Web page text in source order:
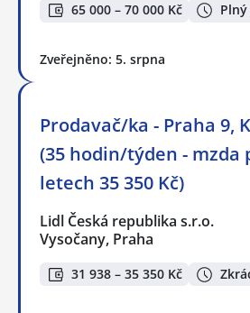
65 000 – 70 000 Kč
Zveřejněno: 5. srpna
Prodavač/ka - Praha 9,
(35 hodin/týden - mzda
letech 35 350 Kč)
Lidl Česká republika s.r.o.
Vysočany, Praha
31 938 – 35 350 Kč